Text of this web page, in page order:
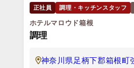
正社員 調理・キッチンスタッフ
ホテルマロウド箱根
調理
神奈川県足柄下郡箱根町